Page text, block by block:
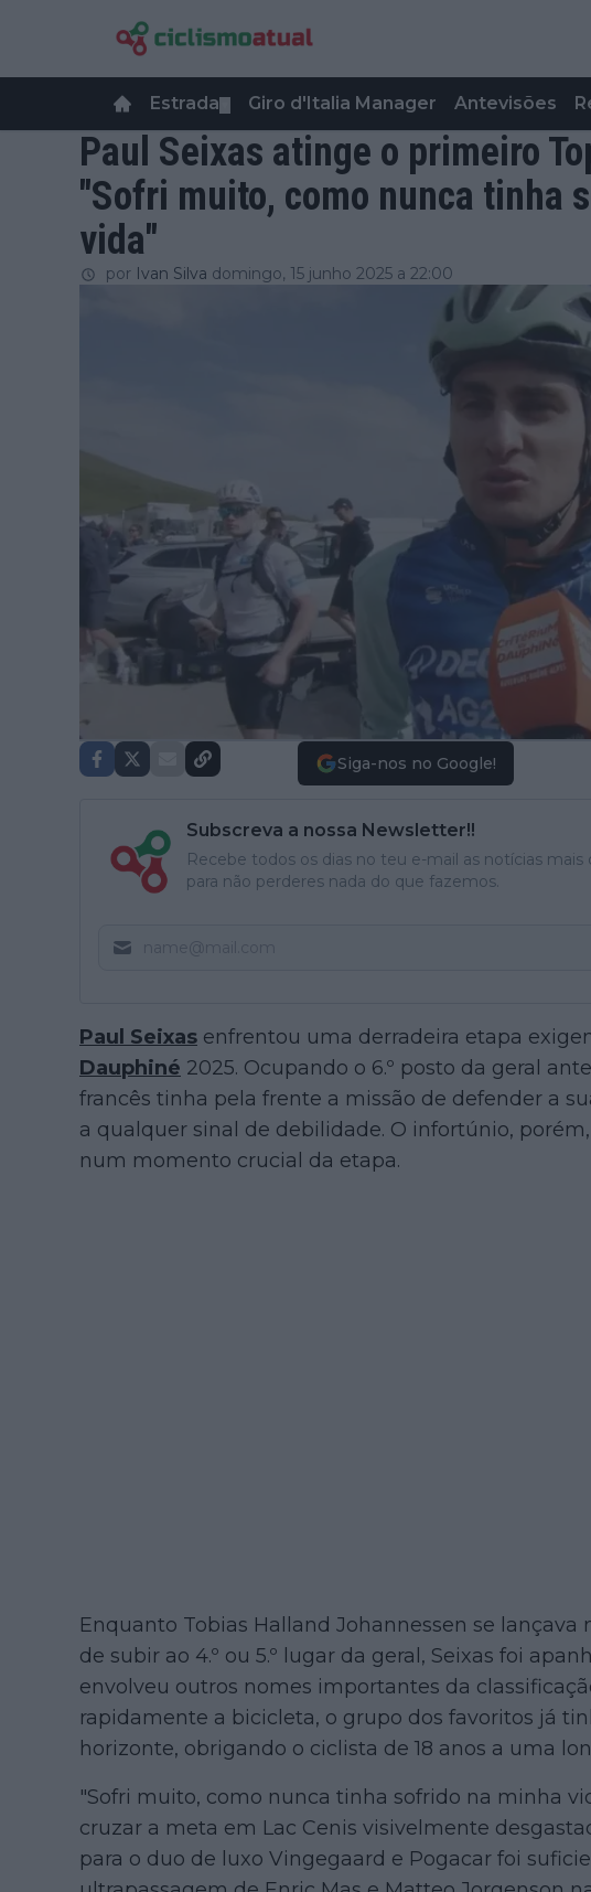
Estrada Giro d'Italia Manager Antevisões
Paul Seixas atinge o primeiro
"Sofri muito, como nunca tinha
vida"
por Ivan Silva domingo, 15 junho 2025 a 22:00
Siga-nos no Google!
Subscreva a nossa Newsletter!!
Recebe todos os dias no teu e-mail as notícias
para não perderes nada do que fazemos.
Paul Seixas enfrentou uma derradeira etapa
Dauphiné 2025. Ocupando o 6.º posto da geral
francês tinha pela frente a missão de defender a
a qualquer sinal de debilidade. O infortúnio,
num momento crucial da etapa.
Enquanto Tobias Halland Johannessen se
de subir ao 4.º ou 5.º lugar da geral, Seixas foi
envolveu outros nomes importantes da
rapidamente a bicicleta, o grupo dos favoritos já
horizonte, obrigando o ciclista de 18 anos a uma
"Sofri muito, como nunca tinha sofrido na minha
cruzar a meta em Lac Cenis visivelmente
para o duo de luxo Vingegaard e Pogacar foi